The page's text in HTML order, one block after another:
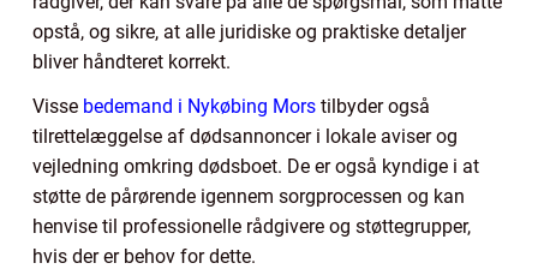
opstå, og sikre, at alle juridiske og praktiske detaljer
bliver håndteret korrekt.
Visse bedemand i Nykøbing Mors tilbyder også
tilrettelæggelse af dødsannoncer i lokale aviser og
vejledning omkring dødsboet. De er også kyndige i at
støtte de pårørende igennem sorgprocessen og kan
henvise til professionelle rådgivere og støttegrupper,
hvis der er behov for dette.